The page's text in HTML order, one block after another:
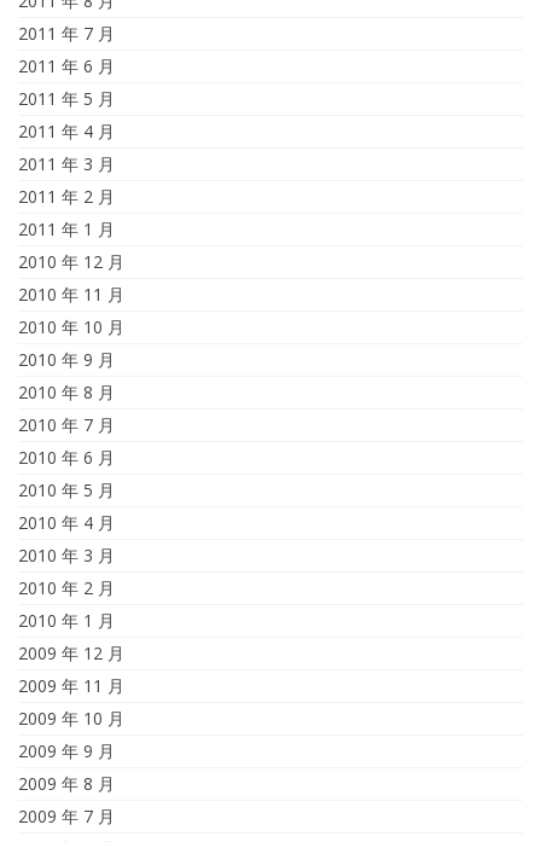
2011 年 7 月
2011 年 6 月
2011 年 5 月
2011 年 4 月
2011 年 3 月
2011 年 2 月
2011 年 1 月
2010 年 12 月
2010 年 11 月
2010 年 10 月
2010 年 9 月
2010 年 8 月
2010 年 7 月
2010 年 6 月
2010 年 5 月
2010 年 4 月
2010 年 3 月
2010 年 2 月
2010 年 1 月
2009 年 12 月
2009 年 11 月
2009 年 10 月
2009 年 9 月
2009 年 8 月
2009 年 7 月